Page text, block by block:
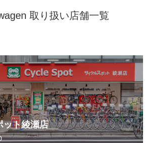
ス工賃
取り扱い店舗一覧
ット綾瀬店